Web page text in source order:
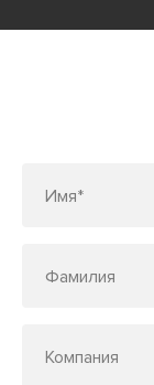
Имя*
Фамилия
Компания